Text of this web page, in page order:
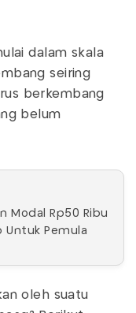
dalam skala
seiring
berkembang
belum
Modal Rp50 Ribu
Untuk Pemula
oleh suatu